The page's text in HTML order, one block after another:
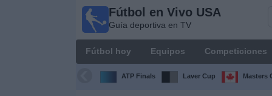
Fútbol en Vivo USA
Guía deportiva en TV
Fútbol hoy Equipos Competiciones
ATP Finals Laver Cup Masters